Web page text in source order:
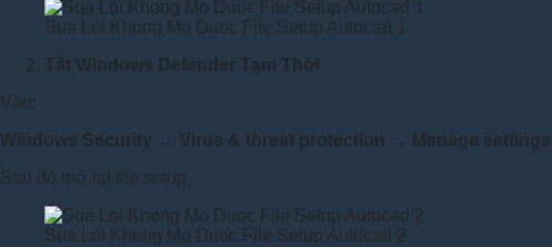
Sua Loi Khong Mo Duoc File Setup Autocad 1
Tắt Windows Defender Tạm Thời
Vào:
Windows Security → Virus & threat protection → Manage
Sau đó mở lại file setup.
Sua Loi Khong Mo Duoc File Setup Autocad 2